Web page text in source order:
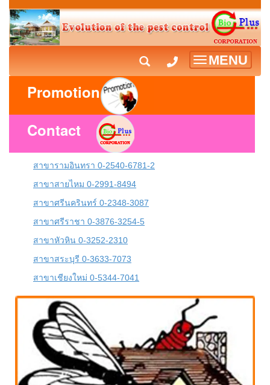
Toggle
navigation
MENU
Promotion
Contact
สาขารามอินทรา 0-2540-6781-2
สาขาสายไหม 0-2991-8494
สาขาศรีนครินทร์ 0-2348-3087
สาขาศรีราชา 0-3876-3254-5
สาขาหัวหิน 0-3252-2310
สาขาสระบุรี 0-3633-7073
สาขาเชียงใหม่ 0-5344-7041